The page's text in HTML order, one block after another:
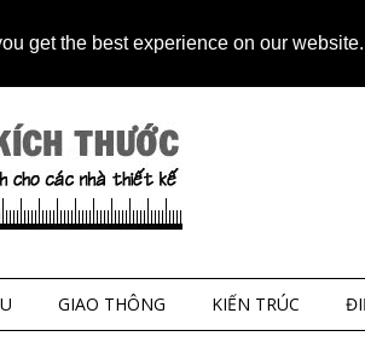
get the best experience on our website.
GIAO THÔNG KIẾN TRÚC